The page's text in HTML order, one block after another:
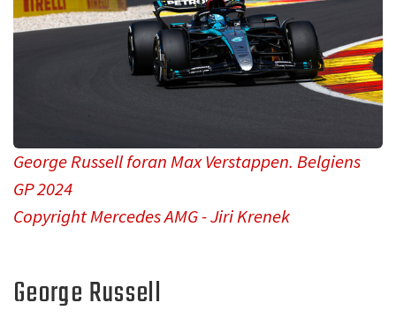
George Russell foran Max Verstappen. Belgiens
GP 2024
Copyright Mercedes AMG - Jiri Krenek
George Russell